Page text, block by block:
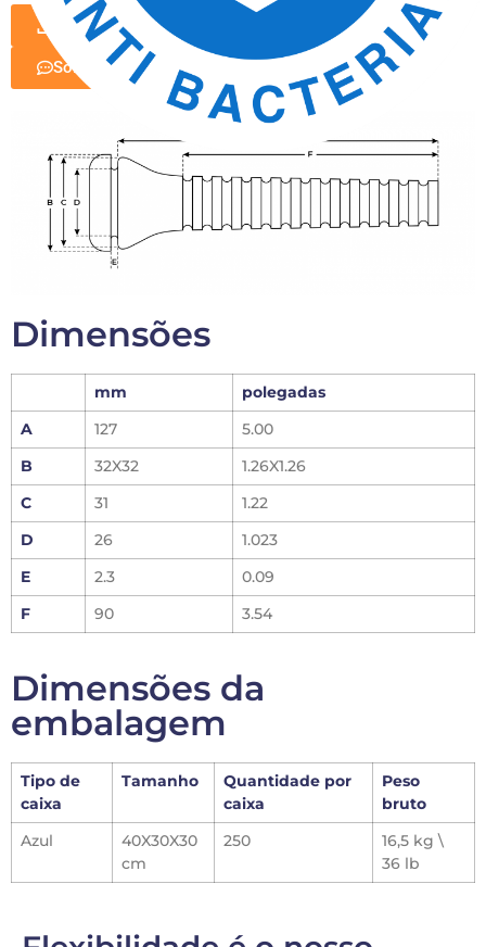
Download do folheto
Solicitar informações
Dimensões
mm
polegadas
A
127
5.00
B
32X32
1.26X1.26
C
31
1.22
D
26
1.023
E
2.3
0.09
F
90 3.54
Dimensões da
embalagem
Tipo de
caixa
Tamanho
Quantidade por
caixa
Peso
bruto
Azul
40X30X30
cm
250
16,5 kg \
36 lb